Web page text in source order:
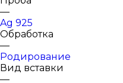
—
Ag 925
Обработка
—
Родирование
Вид вставки
—